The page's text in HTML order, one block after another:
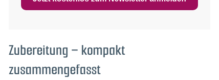
Zubereitung – kompakt
zusammengefasst